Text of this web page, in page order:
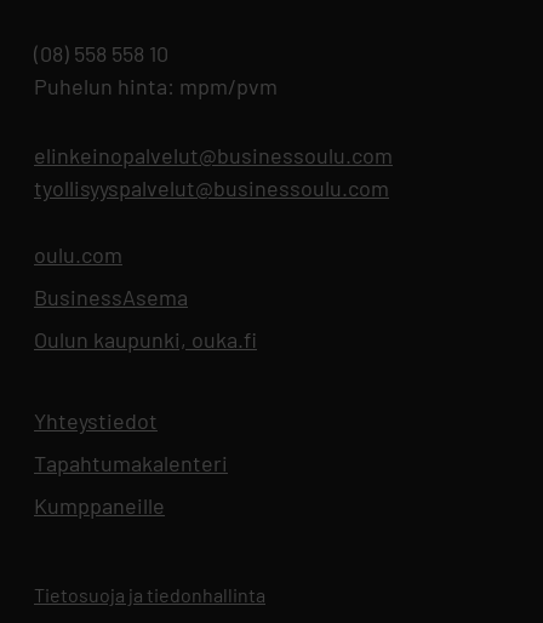
(08) 558 558 10
Puhelun hinta: mpm/pvm
elinkeinopalvelut@businessoulu.com
tyollisyyspalvelut@businessoulu.com
oulu.com
BusinessAsema
Oulun kaupunki, ouka.fi
Yhteystiedot
Tapahtumakalenteri
Kumppaneille
Tietosuoja ja tiedonhallinta